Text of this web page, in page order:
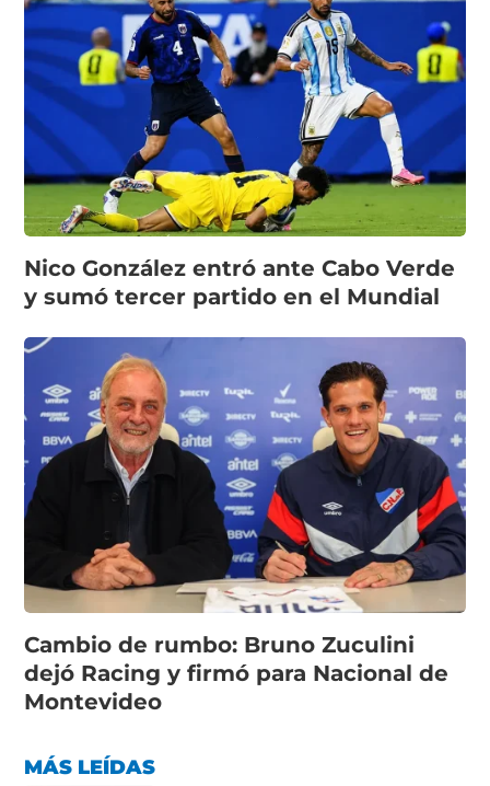
Nico González entró ante Cabo Verde
y sumó tercer partido en el Mundial
Cambio de rumbo: Bruno Zuculini
dejó Racing y firmó para Nacional de
Montevideo
MÁS LEÍDAS